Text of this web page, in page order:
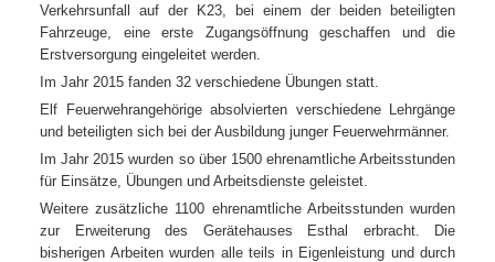
Verkehrsunfall auf der K23,
bei einem der beiden beteiligten
Fahrzeuge, eine erste Zugangsöffnung geschaffen und die
Erstversorgung eingeleitet werden.
Im Jahr 2015 fanden 32 verschiedene Übungen statt.
Elf Feuerwehrangehörige absolvierten verschiedene Lehrgänge
und beteiligten sich bei der Ausbildung junger Feuerwehrmänner.
Im Jahr 2015 wurden so über 1500 ehrenamtliche Arbeitsstunden
für Einsätze, Übungen und Arbeitsdienste geleistet.
Weitere zusätzliche 1100 ehrenamtliche Arbeitsstunden wurden
zur Erweiterung des Gerätehauses Esthal erbracht. Die
bisherigen Arbeiten wurden alle teils in Eigenleistung und durch